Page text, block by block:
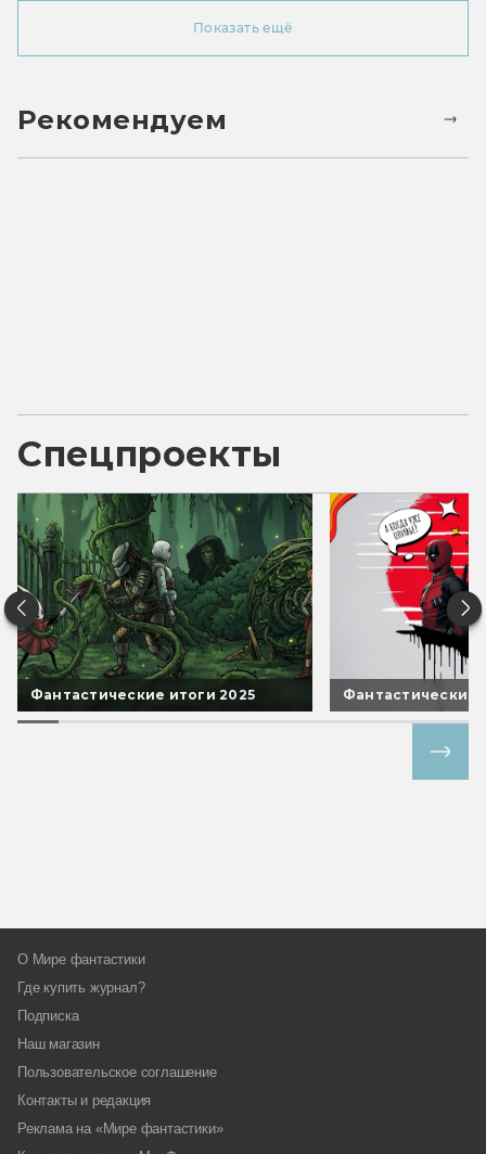
Показать ещё
Рекомендуем
Спецпроекты
Фантастические итоги 2025 Фантастические
О Мире фантастики
Где купить журнал?
Подписка
Наш магазин
Пользовательское соглашение
Контакты и редакция
Реклама на «Мире фантастики»